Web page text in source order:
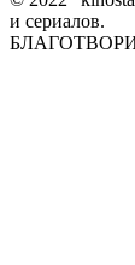
и сериалов.